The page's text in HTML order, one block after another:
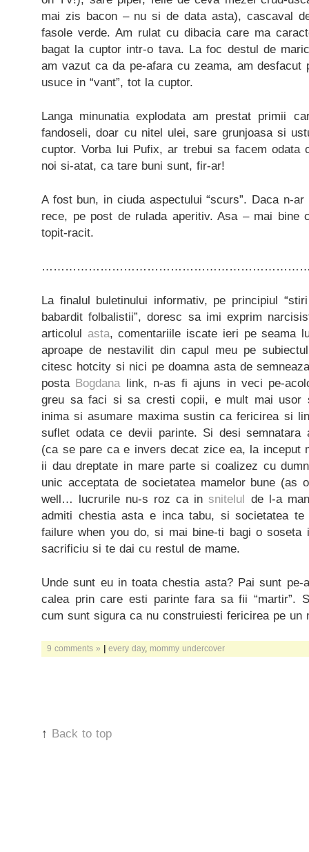
mai zis bacon – nu si de data asta), cascaval
fasole verde. Am rulat cu dibacia care ma
bagat la cuptor intr-o tava. La foc destul de
am vazut ca da pe-afara cu zeama, am
usuce in “vant”, tot la cuptor.
Langa minunatia explodata am prestat primii
fandoseli, doar cu nitel ulei, sare grunjoasa si
cuptor. Vorba lui Pufix, ar trebui sa facem odata
noi si-atat, ca tare buni sunt, fir-ar!
A fost bun, in ciuda aspectului “scurs”. Daca n-
rece, pe post de rulada aperitiv. Asa – mai bine
topit-racit.
La finalul buletinului informativ, pe principiul
babardit folbalistii”, doresc sa imi exprim
articolul asta, comentariile iscate ieri pe seama
aproape de nestavilit din capul meu pe
citesc hotcity si nici pe doamna asta de
posta Bogdanalink, n-as fi ajuns in veci pe-
greu sa faci si sa cresti copii, e mult mai usor
inima si asumare maxima sustin ca fericirea si
suflet odata ce devii parinte. Si desi semnatara
(ca se pare ca e invers decat zice ea, la inceput
ii dau dreptate in mare parte si coalizez cu
unic acceptata de societatea mamelor bune (as
well… lucrurile nu-s roz ca in snitelul de l-a
admiti chestia asta e inca tabu, si societatea
failure when you do, si mai bine-ti bagi o soseta
sacrificiu si te dai cu restul de mame.
Unde sunt eu in toata chestia asta? Pai sunt pe-
calea prin care esti parinte fara sa fii “martir”.
cum sunt sigura ca nu construiesti fericirea pe un
9 comments » | every day, mommy undercover
↑ Back to top